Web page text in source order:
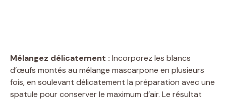
Mélangez délicatement : Incorporez les blancs
d’œufs montés au mélange mascarpone en plusieurs
fois, en soulevant délicatement la préparation avec une
spatule pour conserver le maximum d’air. Le résultat